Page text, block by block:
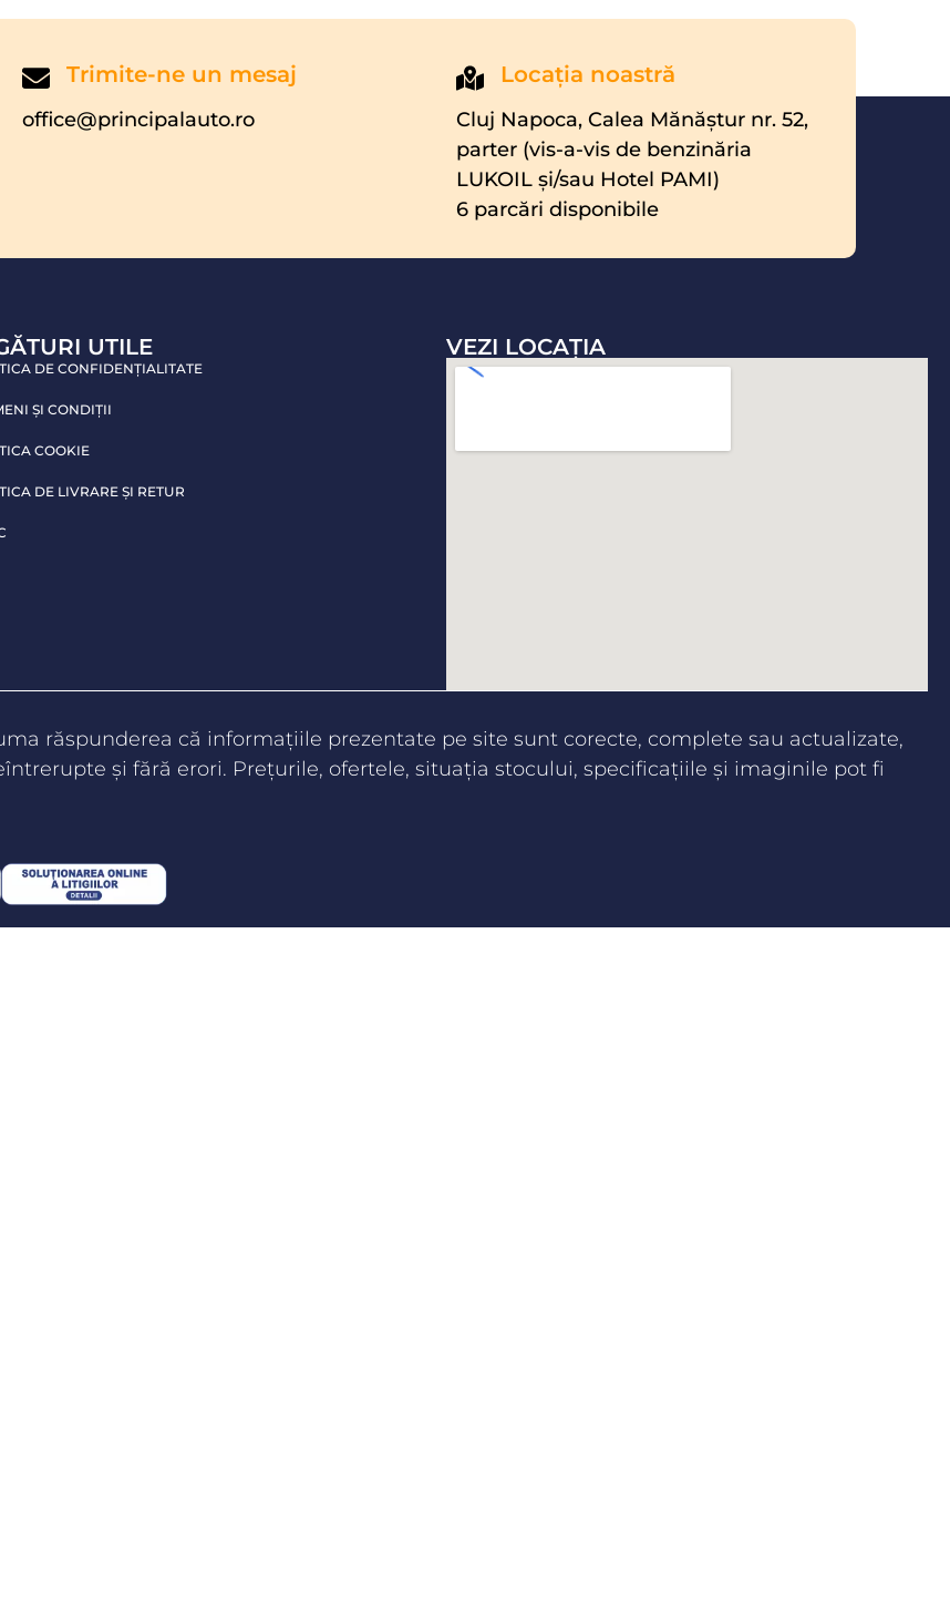
Trimite-ne un mesaj
office@principalauto.ro
Locaţia noastră
Cluj Napoca, Calea Mănăştur nr. 52,
parter (vis-a-vis de benzinăria
LUKOIL şi/sau Hotel PAMI)
6 parcări disponibile
UTILE
DE CONFIDENŢIALITATE
ŞI CONDIŢII
COOKIE
DE LIVRARE ŞI RETUR
VEZI LOCAŢIA
răspunderea că informaţiile prezentate pe site sunt corecte, complete sau actualizate,
şi fără erori. Preţurile, ofertele, situaţia stocului, specificaţiile şi imaginile pot fi